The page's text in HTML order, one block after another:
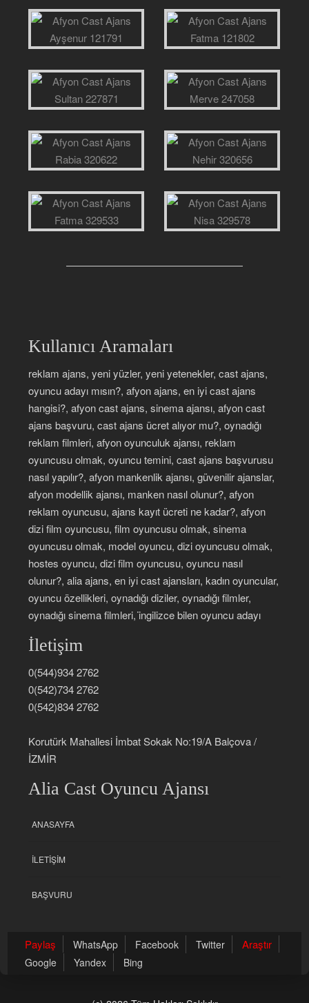
Kullanıcı Aramaları
reklam ajans, yeni yüzler, yeni yetenekler, cast ajans,
oyuncu adayı mısın?, afyon ajans, en iyi cast ajans
hangisi?, afyon cast ajans, sinema ajansı, afyon cast
ajans başvuru, cast ajans ücret alıyor mu?, oynadığı
reklam filmleri, afyon oyunculuk ajansı, reklam
oyuncusu olmak, oyuncu temini, cast ajans başvurusu
nasıl yapılır?, afyon mankenlik ajansı, güvenilir ajanslar,
afyon modellik ajansı, manken nasıl olunur?, afyon
reklam oyuncusu, ajans kayıt ücreti ne kadar?, afyon
dizi film oyuncusu, film oyuncusu olmak, sinema
oyuncusu olmak, model oyuncu, dizi oyuncusu olmak,
hostes oyuncu, dizi film oyuncusu, oyuncu nasıl
olunur?, alia ajans, en iyi cast ajansları, kadın oyuncular,
oyuncu özellikleri, oynadığı diziler, oynadığı filmler,
oynadığı sinema filmleri, i̇ngilizce bilen oyuncu adayı
İletişim
0(544)934 2762
0(542)734 2762
0(542)834 2762
Korutürk Mahallesi İmbat Sokak No:19/A Balçova /
İZMİR
Alia Cast Oyuncu Ajansı
ANASAYFA
İLETIŞIM
BAŞVURU
Paylaş WhatsApp Facebook Twitter Araştır
Google Yandex Bing